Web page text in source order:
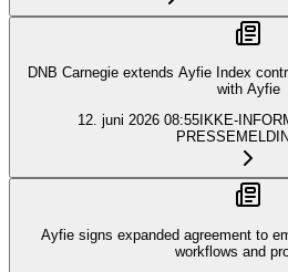
DNB Carnegie extends Ayfie Index
with Ayfie
12. juni 2026 08:55IKKE-
Ayfie signs expanded agreement to
workflows and